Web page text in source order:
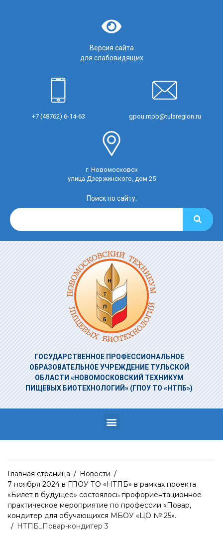
Версия сайта
для слабовидящих
+7 (48762) 6-14-63 gpou.ntpb@tularegion.ru
г. Новомосковск
улица Дзержинского, дом 25
Поиск по сайту:
ГОСУДАРСТВЕННОЕ ПРОФЕССИОНАЛЬНОЕ
ОБРАЗОВАТЕЛЬНОЕ УЧРЕЖДЕНИЕТУЛЬСКОЙ
ОБЛАСТИ «НОВОМОСКОВСКИЙ ТЕХНИКУМ
ПИЩЕВЫХ БИОТЕХНОЛОГИЙ» (ГПОУ ТО «НТПБ»)
Главная страница / Новости /
7 ноября 2024 в ГПОУ ТО «НТПБ» в рамках проекта
«Билет в будущее» состоялось профориентационное
практическое мероприятие по профессии «Повар,
кондитер для обучающихся МБОУ «ЦО № 25».
/ НТПБ_Повар-кондитер 3